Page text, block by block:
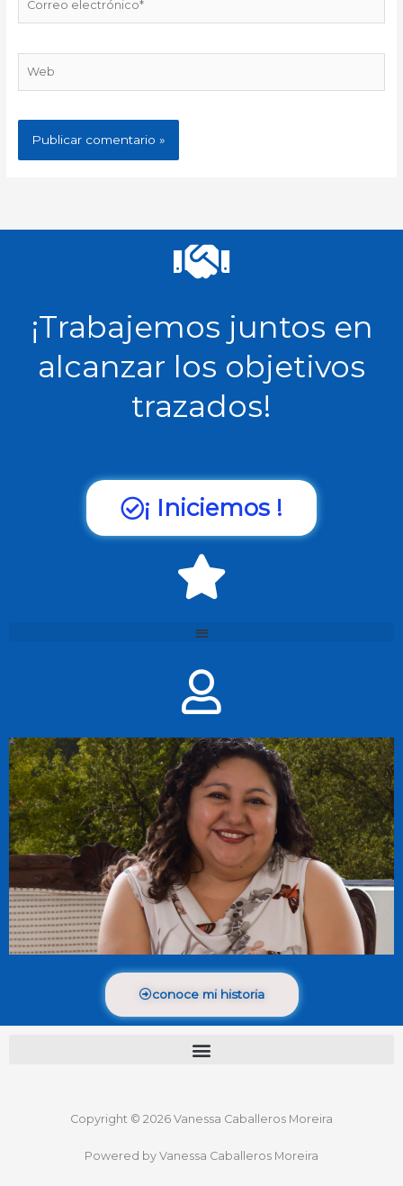
electrónico*
¡Trabajemos juntos en
alcanzar los objetivos
trazados!
¡ Iniciemos !
conoce mi historia
Copyright © 2026 Vanessa Caballeros Moreira
Powered by Vanessa Caballeros Moreira